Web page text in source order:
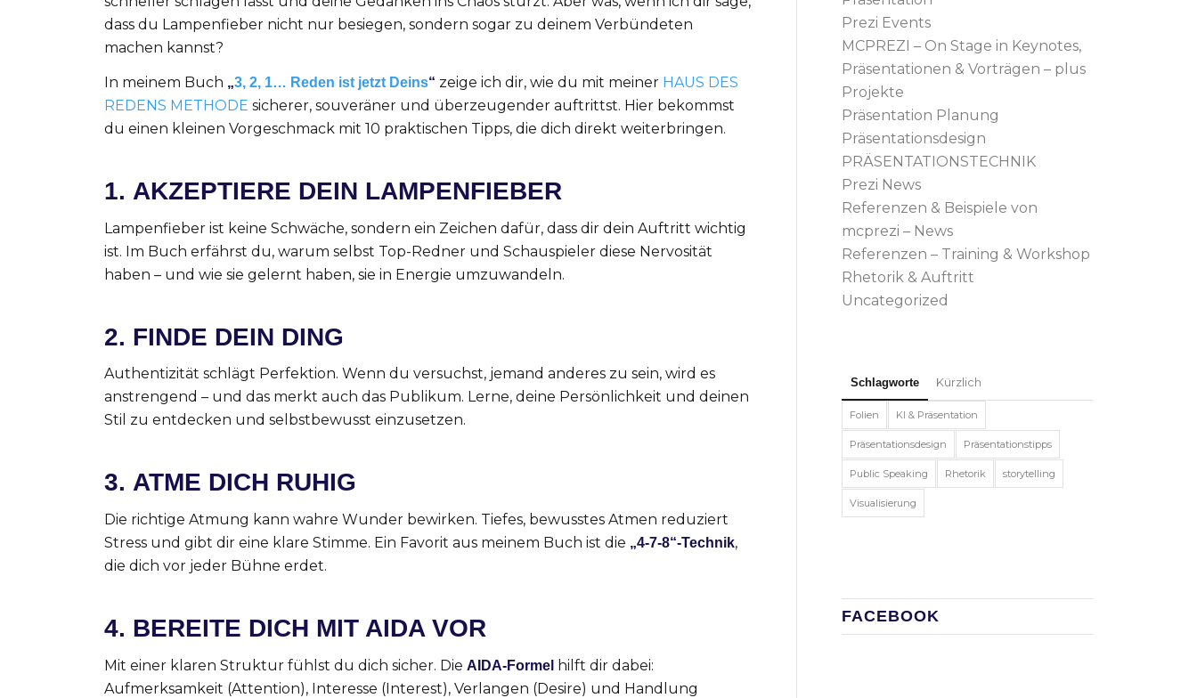
dass du Lampenfieber nicht nur besiegen, sondern sogar zu deinem Verbündeten
machen kannst?
In meinem Buch „3, 2, 1… Reden ist jetzt Deins“ zeige ich dir, wie du mit meiner HAUS DES
REDENS METHODE sicherer, souveräner und überzeugender auftrittst. Hier bekommst
du einen kleinen Vorgeschmack mit 10 praktischen Tipps, die dich direkt weiterbringen.
1. AKZEPTIERE DEIN LAMPENFIEBER
Lampenfieber ist keine Schwäche, sondern ein Zeichen dafür, dass dir dein Auftritt wichtig
ist. Im Buch erfährst du, warum selbst Top-Redner und Schauspieler diese Nervosität
haben – und wie sie gelernt haben, sie in Energie umzuwandeln.
2. FINDE DEIN DING
Authentizität schlägt Perfektion. Wenn du versuchst, jemand anderes zu sein, wird es
anstrengend – und das merkt auch das Publikum. Lerne, deine Persönlichkeit und deinen
Stil zu entdecken und selbstbewusst einzusetzen.
3.ATME DICH RUHIG
Die richtige Atmung kann wahre Wunder bewirken. Tiefes, bewusstes Atmen reduziert
Stress und gibt dir eine klare Stimme. Ein Favorit aus meinem Buch ist die „4-7-8“-Technik,
die dich vor jeder Bühne erdet.
4. BEREITE DICH MIT AIDA VOR
Mit einer klaren Struktur fühlst du dich sicher. DieAIDA-Formel
hilft dir dabei:
Aufmerksamkeit (Attention), Interesse (Interest), Verlangen (Desire) und Handlung
Prezi Events
MCPREZI – On Stage in Keynotes,
Präsentationen & Vorträgen – plus
Projekte
Präsentation Planung
Präsentationsdesign
PRÄSENTATIONSTECHNIK
Prezi News
Referenzen & Beispiele von
mcprezi – News
Referenzen – Training & Workshop
Rhetorik & Auftritt
Uncategorized
Schlagworte Kürzlich
Folien KI & Präsentation
Präsentationsdesign Präsentationstipps
Public Speaking Rhetorik storytelling
Visualisierung
FACEBOOK